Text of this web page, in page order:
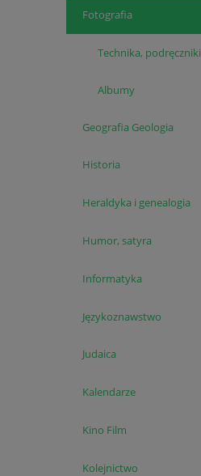
Fotografia
Technika, podręczniki
Albumy
Geografia Geologia
Historia
Heraldyka i genealogia
Humor, satyra
Informatyka
Językoznawstwo
Judaica
Kalendarze
Kino Film
Kolejnictwo